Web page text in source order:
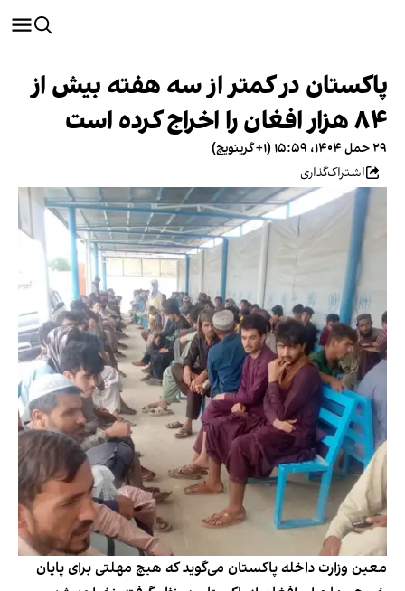
پاکستان در کمتر از سه هفته بیش از
۸۴ هزار افغان را اخراج کرده است
۲۹ حمل ۱۴۰۴، ۱۵:۵۹ (‎+۱ گرینویچ)
اشتراک‌گذاری
معین وزارت داخله پاکستان می‌گوید که هیچ مهلتی برای پایان